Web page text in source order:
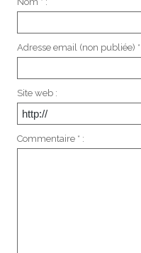
Adresse email (non publiée) *
Site web :
Commentaire * :